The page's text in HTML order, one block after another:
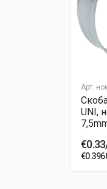
Арт.
UNI,